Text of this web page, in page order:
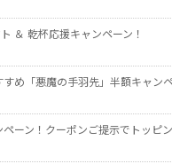
＆ 乾杯応援キャンペーン！
め「悪魔の手羽先」半額キャン
ーン！クーポンご提示でトッピ